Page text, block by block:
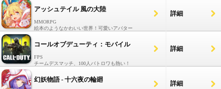
アッシュテイル 風の大陸
MMORPG
絵本のようなかわいい世界！可愛いアバター
詳細
コールオブデューティ：モバイル
FPS
チームデスマッチ、100人バトロワも熱い！
詳細
幻妖物語 - 十六夜の輪廻
詳細